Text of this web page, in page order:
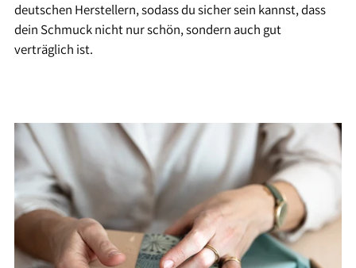
deutschen Herstellern, sodass du sicher sein kannst, dass
dein Schmuck nicht nur schön, sondern auch gut
verträglich ist.